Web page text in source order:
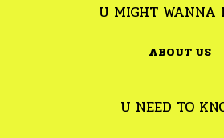
U MIGHT WANNA
ABOUT US
U NEED TO